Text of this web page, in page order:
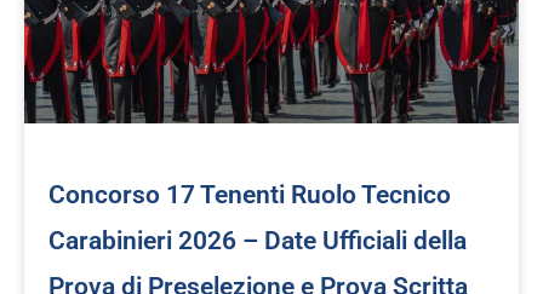
Concorso 17 Tenenti Ruolo Tecnico
Carabinieri 2026 – Date Ufficiali della
Prova di Preselezione e Prova Scritta